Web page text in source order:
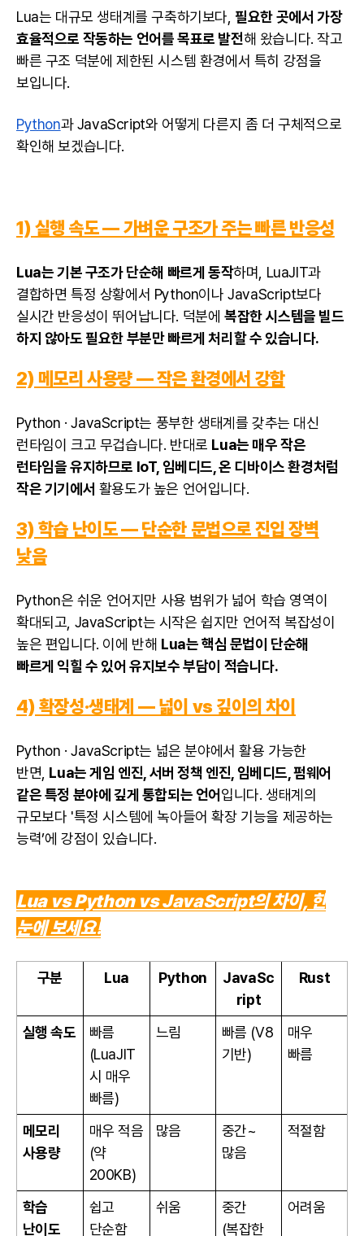
Lua는 대규모 생태계를 구축하기보다, 필요한 곳에서 가장
효율적으로 작동하는 언어를 목표로 발전해 왔습니다. 작고
빠른 구조 덕분에 제한된 시스템 환경에서 특히 강점을
보입니다.
Python과 JavaScript와 어떻게 다른지 좀 더 구체적으로
확인해 보겠습니다.
1) 실행 속도 — 가벼운 구조가 주는 빠른 반응성
Lua는 기본 구조가 단순해 빠르게 동작하며, LuaJIT과
결합하면 특정 상황에서 Python이나JavaScript보다
실시간 반응성이 뛰어납니다. 덕분에복잡한 시스템을 빌드
하지 않아도 필요한 부분만 빠르게 처리할 수 있습니다.
2) 메모리 사용량 — 작은 환경에서 강함
Python · JavaScript는 풍부한 생태계를 갖추는 대신
런타임이 크고 무겁습니다. 반대로 Lua는 매우 작은
런타임을 유지하므로 IoT, 임베디드, 온 디바이스 환경처럼
작은 기기에서 활용도가 높은 언어입니다.
3) 학습 난이도 — 단순한 문법으로 진입 장벽
낮음
Python은 쉬운 언어지만 사용 범위가 넓어 학습 영역이
확대되고, JavaScript는 시작은 쉽지만 언어적 복잡성이
높은 편입니다. 이에 반해 Lua는 핵심 문법이 단순해
빠르게 익힐 수 있어 유지보수 부담이 적습니다.
4) 확장성·생태계 — 넓이 vs 깊이의 차이
Python · JavaScript는 넓은 분야에서 활용 가능한
반면, Lua는 게임 엔진, 서버 정책 엔진, 임베디드, 펌웨어
같은 특정 분야에 깊게 통합되는 언어입니다. 생태계의
규모보다 '특정 시스템에 녹아들어 확장 기능을 제공하는
능력’에 강점이 있습니다.
Lua vs Python vs JavaScript의 차이, 한
눈에 보세요!
구분 Lua Python
JavaSc
ript
Rust
실행 속도
빠름
(LuaJIT
시 매우
빠름)
느림
빠름 (V8
기반)
매우
빠름
메모리
사용량
매우 적음
(약
200KB)
많음
중간~
많음
적절함
학습
난이도
쉽고
단순함
쉬움
중간
(복잡한
어려움